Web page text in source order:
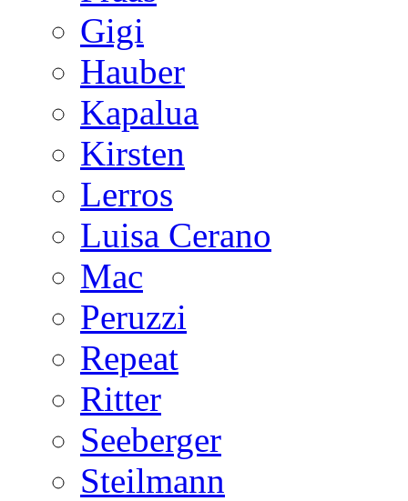
Gigi
Hauber
Kapalua
Kirsten
Lerros
Luisa Cerano
Mac
Peruzzi
Repeat
Ritter
Seeberger
Steilmann